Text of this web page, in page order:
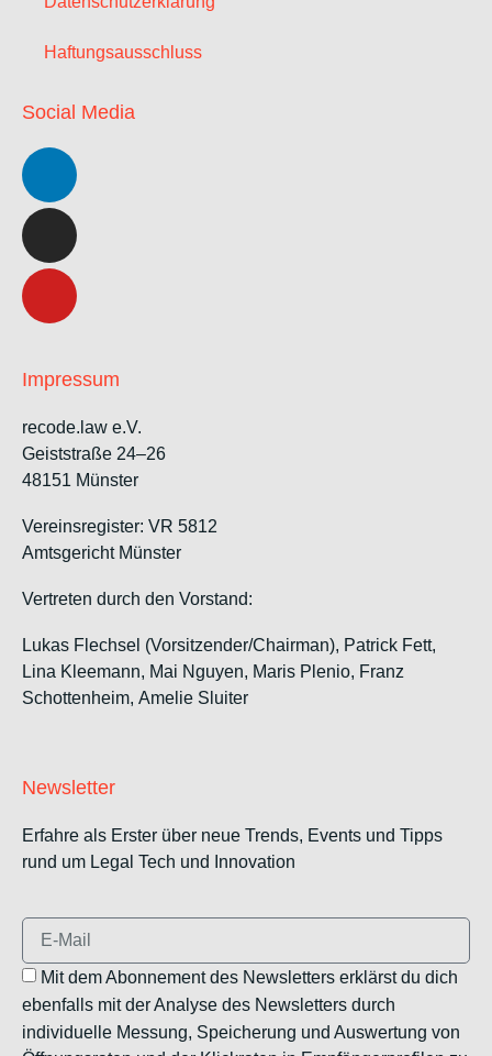
Haftungsausschluss
Social Media
Impressum
recode.law e.V.
Geiststraße 24–26
48151 Münster
Vereinsregister: VR 5812
Amtsgericht Münster
Vertreten durch den Vorstand:
Lukas Flechsel (Vorsitzender/Chairman), Patrick Fett,
Lina Kleemann, Mai Nguyen, Maris Plenio, Franz
Schottenheim, Amelie Sluiter
Newsletter
Erfahre als Erster über neue Trends, Events und Tipps
rund um Legal Tech und Innovation
Mit dem Abonnement des Newsletters erklärst du dich
ebenfalls mit der Analyse des Newsletters durch
individuelle Messung, Speicherung und Auswertung von